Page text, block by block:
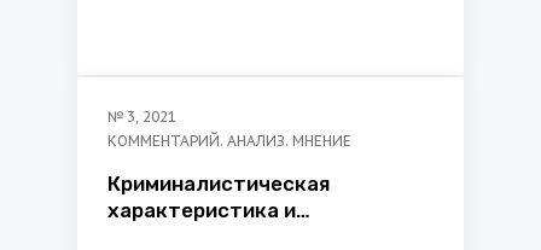
№ 3, 2021
КОММЕНТАРИЙ. АНАЛИЗ. МНЕНИЕ
Криминалистическая
характеристика и